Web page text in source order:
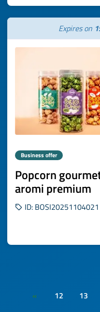
Expires on
Business offer
Popcorn
aromi premium
ID: BOSI20251104021
« 12 13